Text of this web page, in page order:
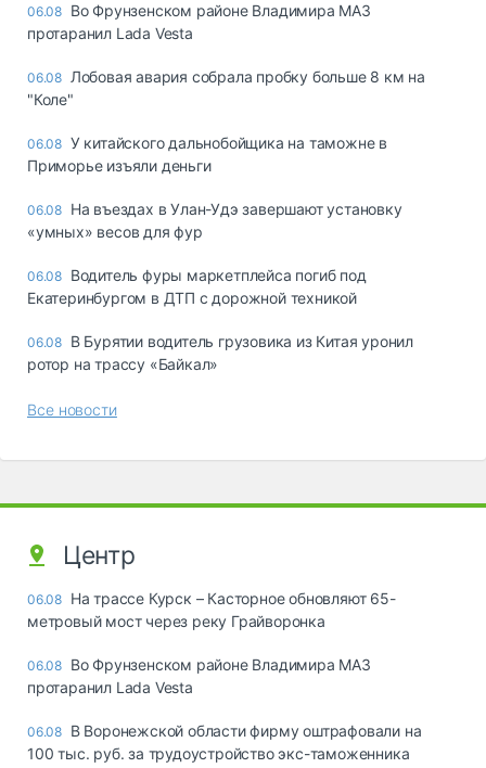
06.08 Во Фрунзенском районе Владимира МАЗ
протаранил Lada Vesta
06.08 Лобовая авария собрала пробку больше 8 км на
"Коле"
06.08 У китайского дальнобойщика на таможне в
Приморье изъяли деньги
06.08 Ha въeздax в Улaн-Удэ зaвepшaют ycтaнoвкy
«yмныx» вecoв для фyp
06.08 Водитель фуры маркетплейса погиб под
Екатеринбургом в ДТП с дорожной техникой
06.08 В Бурятии водитель грузовика из Китая уронил
ротор на трассу «Байкал»
Все новости
Центр
06.08 На трассе Курск – Касторное обновляют 65-
метровый мост через реку Грайворонка
06.08 Во Фрунзенском районе Владимира МАЗ
протаранил Lada Vesta
06.08 В Воронежской области фирму оштрафовали на
100 тыс. руб. за трудоустройство экс-таможенника